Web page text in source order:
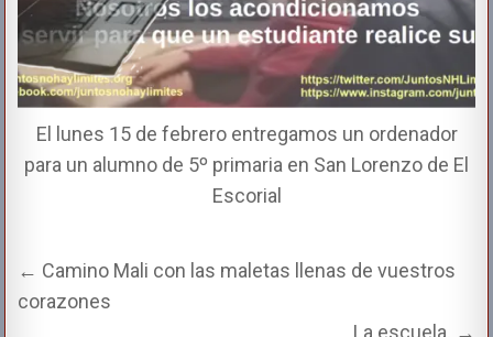
El lunes 15 de febrero entregamos un ordenador
para un alumno de 5º primaria en San Lorenzo de El
Escorial
← Camino Mali con las maletas llenas de vuestros
corazones
La escuela. →